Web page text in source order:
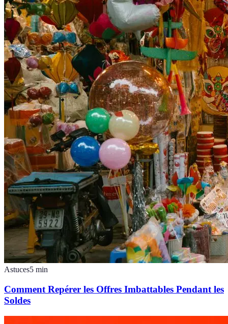
Astuces5 min
Comment Repérer les Offres Imbattables Pendant les
Soldes